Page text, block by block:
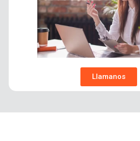
Llamanos